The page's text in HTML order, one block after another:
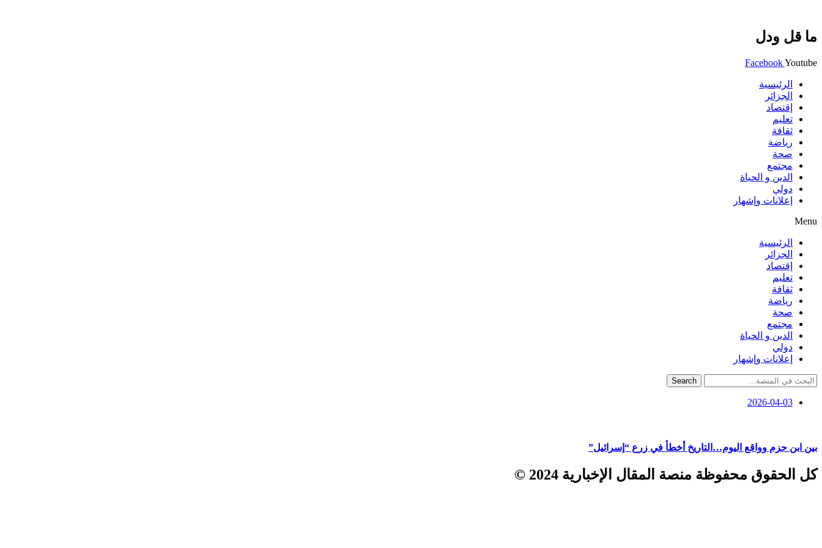
ما قل ودل
FacebookYoutube
الرئيسية
الجزائر
إقتصاد
تعليم
ثقافة
رياضة
صحة
مجتمع
الدين و الحياة
دولي
إعلانات وإشهار
Menu
الرئيسية
الجزائر
إقتصاد
تعليم
ثقافة
رياضة
صحة
مجتمع
الدين و الحياة
دولي
إعلانات وإشهار
Search
2026-04-03
بين ابن حزم وواقع اليوم…التاريخ أخطأ في زرع “إسرائيل”
كل الحقوق محفوظة منصة المقال الإخبارية 2024 ©